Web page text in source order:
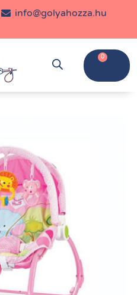
info@golyahozza.hu
0